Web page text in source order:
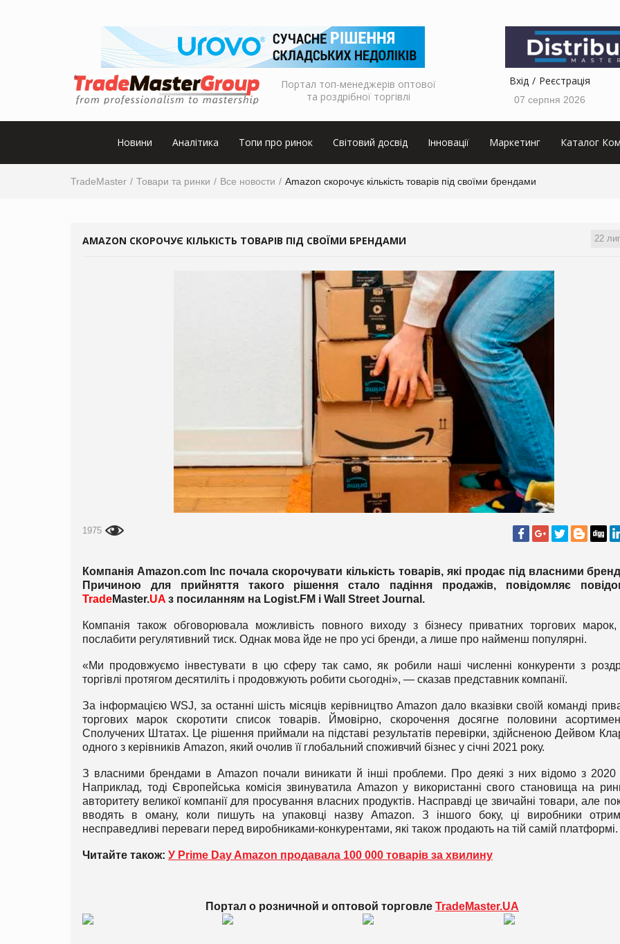
Портал топ-менеджерів оптової
та роздрібної торгівлі
Вхід Реєстрація
07 серпня 2026
Новини Аналітика Топи про ринок Світовий досвід Інновації Маркетинг Каталог
TradeMaster Товари та ринки Все новости Amazon скорочує кількість товарів під своїми брендами
22
AMAZON СКОРОЧУЄ КІЛЬКІСТЬ ТОВАРІВ ПІД СВОЇМИ БРЕНДАМИ
1975
Компанія Amazon.com Inc почала скорочувати кількість товарів, які продає під власними
Причиною для прийняття такого рішення стало падіння продажів, повідомляє
TradeMaster.UA з посиланням на Logist.FM і Wall Street Journal.
Компанія також обговорювала можливість повного виходу з бізнесу приватних торгових
послабити регулятивний тиск. Однак мова йде не про усі бренди, а лише про найменш популярні.
«Ми продовжуємо інвестувати в цю сферу так само, як робили наші численні конкуренти з
торгівлі протягом десятиліть і продовжують робити сьогодні», — сказав представник компанії.
За інформацією WSJ, за останні шість місяців керівництво Amazon дало вказівки своїй команді
торгових марок скоротити список товарів. Ймовірно, скорочення досягне половини
Сполучених Штатах. Це рішення приймали на підставі результатів перевірки, здійсненою Дейвом
одного з керівників Amazon, який очолив її глобальний споживчий бізнес у січні 2021 року.
З власними брендами в Amazon почали виникати й інші проблеми. Про деякі з них відомо з 2020
Наприклад, тоді Європейська комісія звинуватила Amazon у використанні свого становища на
авторитету великої компанії для просування власних продуктів. Насправді це звичайні товари, але
вводять в оману, коли пишуть на упаковці назву Amazon. З іншого боку, ці виробники
несправедливі переваги перед виробниками-конкурентами, які також продають на тій самій платформі.
Читайте також: У Prime Day Amazon продавала 100 000 товарів за хвилину
Портал о розничной и оптовой торговле TradeMaster.UA